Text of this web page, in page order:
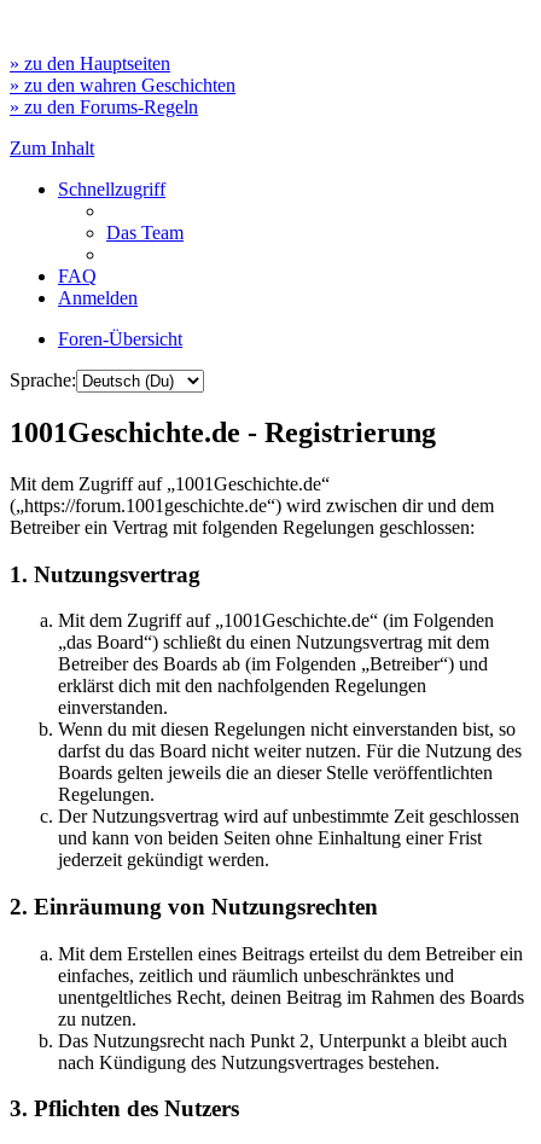
» zu den Hauptseiten
» zu den wahren Geschichten
» zu den Forums-Regeln
Zum Inhalt
Schnellzugriff
Das Team
FAQ
Anmelden
Foren-Übersicht
Sprache:
1001Geschichte.de - Registrierung
Mit dem Zugriff auf „1001Geschichte.de“
(„https://forum.1001geschichte.de“) wird zwischen dir und dem
Betreiber ein Vertrag mit folgenden Regelungen geschlossen:
1. Nutzungsvertrag
Mit dem Zugriff auf „1001Geschichte.de“ (im Folgenden
„das Board“) schließt du einen Nutzungsvertrag mit dem
Betreiber des Boards ab (im Folgenden „Betreiber“) und
erklärst dich mit den nachfolgenden Regelungen
einverstanden.
Wenn du mit diesen Regelungen nicht einverstanden bist, so
darfst du das Board nicht weiter nutzen. Für die Nutzung des
Boards gelten jeweils die an dieser Stelle veröffentlichten
Regelungen.
Der Nutzungsvertrag wird auf unbestimmte Zeit geschlossen
und kann von beiden Seiten ohne Einhaltung einer Frist
jederzeit gekündigt werden.
2. Einräumung von Nutzungsrechten
Mit dem Erstellen eines Beitrags erteilst du dem Betreiber ein
einfaches, zeitlich und räumlich unbeschränktes und
unentgeltliches Recht, deinen Beitrag im Rahmen des Boards
zu nutzen.
Das Nutzungsrecht nach Punkt 2, Unterpunkt a bleibt auch
nach Kündigung des Nutzungsvertrages bestehen.
3. Pflichten des Nutzers